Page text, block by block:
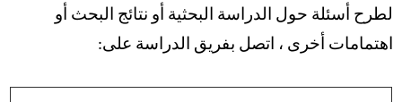
لطرح أسئلة حول الدراسة البحثية أو نتائج البحث أو
اهتمامات أخرى ، اتصل بفريق الدراسة على: